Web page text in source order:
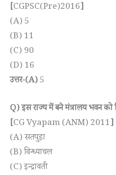
[CGPSC(Pre)2016]
(A) 5
(B) 11
(C) 90
(D) 16
उत्तर-(A)5
Q) इस राज्य में बने मंत्रालय भवन को
[CG Vyapam (ANM) 2011]
(A) सतपुड़ा
(B) विन्ध्याचल
(C) इन्द्रावती